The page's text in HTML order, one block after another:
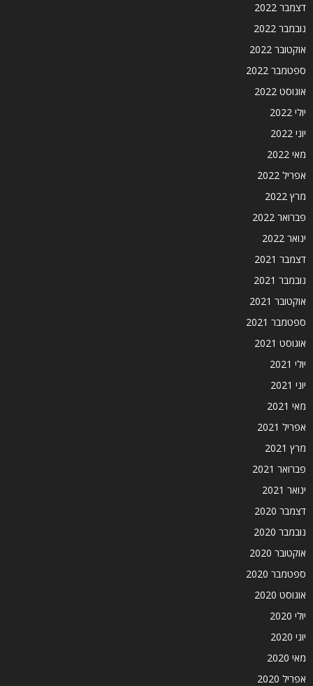
דצמבר 2022
נובמבר 2022
אוקטובר 2022
ספטמבר 2022
אוגוסט 2022
יולי 2022
יוני 2022
מאי 2022
אפריל 2022
מרץ 2022
פברואר 2022
ינואר 2022
דצמבר 2021
נובמבר 2021
אוקטובר 2021
ספטמבר 2021
אוגוסט 2021
יולי 2021
יוני 2021
מאי 2021
אפריל 2021
מרץ 2021
פברואר 2021
ינואר 2021
דצמבר 2020
נובמבר 2020
אוקטובר 2020
ספטמבר 2020
אוגוסט 2020
יולי 2020
יוני 2020
מאי 2020
אפריל 2020